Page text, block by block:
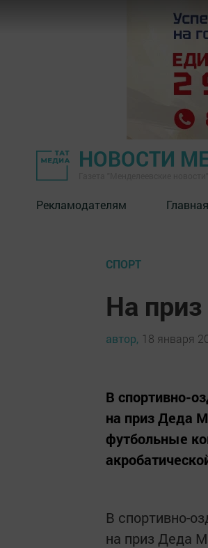
НОВОСТИ
Рекламодателям Главная
СПОРТ
На
автор, 18 января
В спортивно-
на приз Деда
футбольные
В спортивно-
на приз Деда